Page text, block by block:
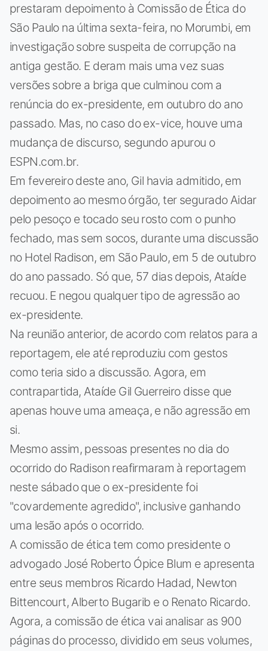
prestaram depoimento à Comissão de Ética do
São Paulo na última sexta-feira, no Morumbi, em
investigação sobre suspeita de corrupção na
antiga gestão. E deram mais uma vez suas
versões sobre a briga que culminou com a
renúncia do ex-presidente, em outubro do ano
passado. Mas, no caso do ex-vice, houve uma
mudança de discurso, segundo apurou o
ESPN.com.br.
Em fevereiro deste ano, Gil havia admitido, em
depoimento ao mesmo órgão, ter segurado Aidar
pelo pesoço e tocado seu rosto com o punho
fechado, mas sem socos, durante uma discussão
no Hotel Radison, em São Paulo, em 5 de outubro
do ano passado. Só que, 57 dias depois, Ataíde
recuou. E negou qualquer tipo de agressão ao
ex-presidente.
Na reunião anterior, de acordo com relatos para a
reportagem, ele até reproduziu com gestos
como teria sido a discussão. Agora, em
contrapartida, Ataíde Gil Guerreiro disse que
apenas houve uma ameaça, e não agressão em
si.
Mesmo assim, pessoas presentes no dia do
ocorrido do Radison reafirmaram à reportagem
neste sábado que o ex-presidente foi
"covardemente agredido", inclusive ganhando
uma lesão após o ocorrido.
A comissão de ética tem como presidente o
advogado José Roberto Ópice Blum e apresenta
entre seus membros Ricardo Hadad, Newton
Bittencourt, Alberto Bugarib e o Renato Ricardo.
Agora, a comissão de ética vai analisar as 900
páginas do processo, dividido em seus volumes,